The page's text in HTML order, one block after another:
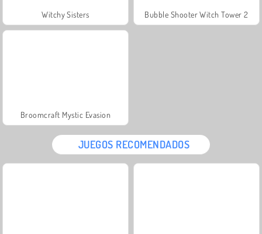
Witchy Sisters Bubble Shooter Witch Tower 2
Broomcraft Mystic Evasion
JUEGOS RECOMENDADOS